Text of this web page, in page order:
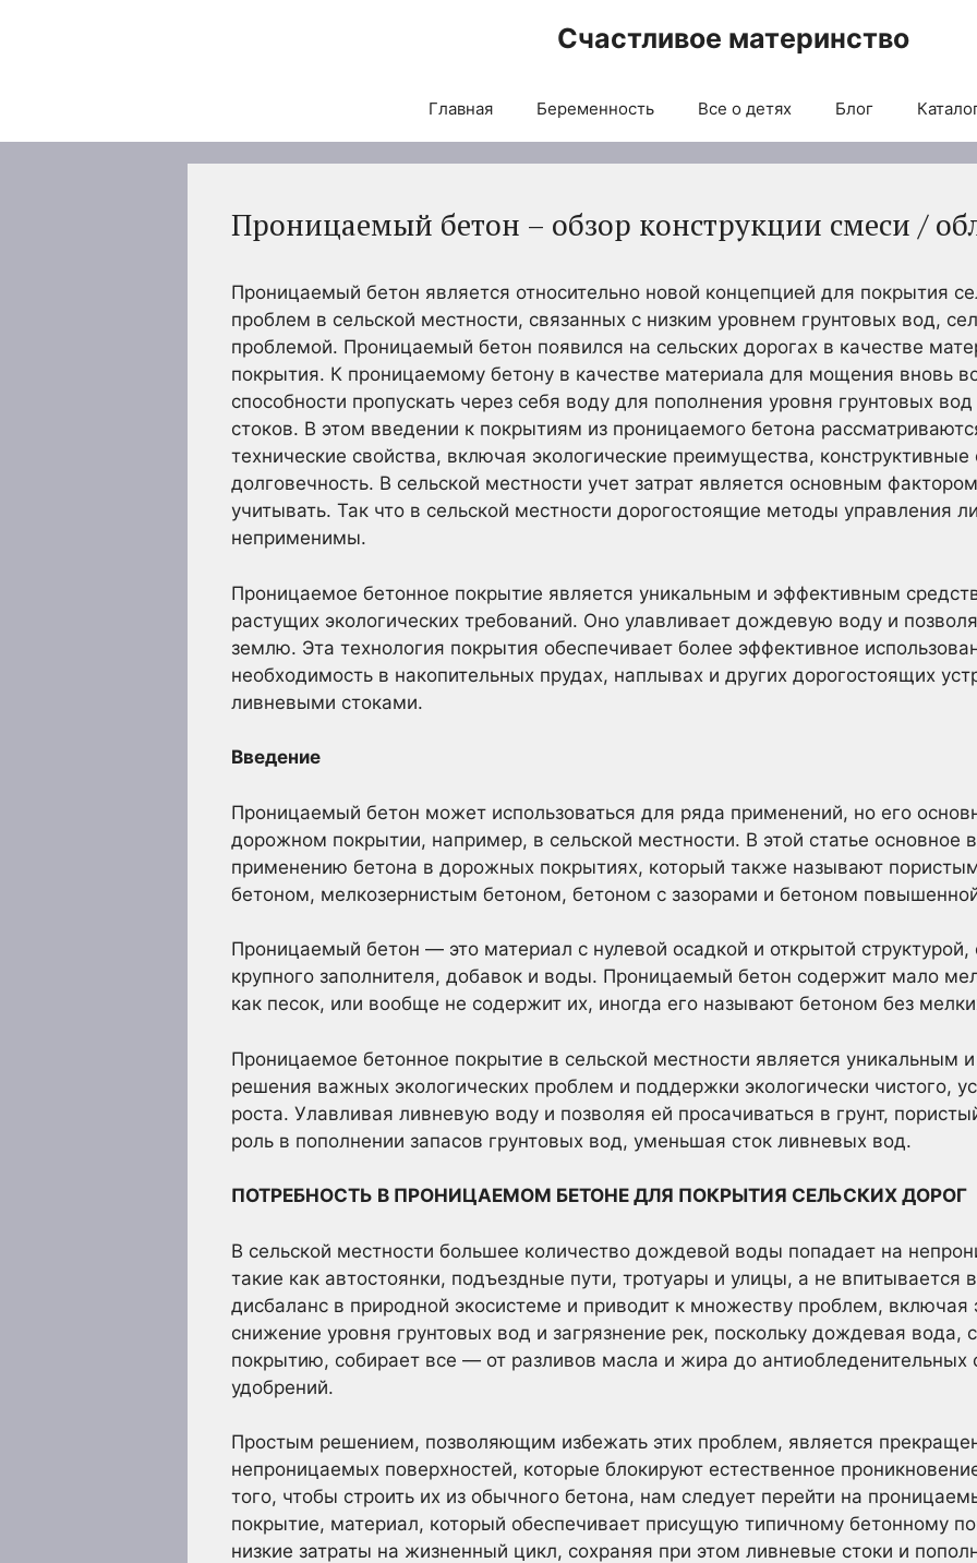
Счастливое материнство
Главная Беременность Все о детях Блог
Проницаемый бетон – обзор конструкции смеси /
Проницаемый бетон является относительно новой концепцией для покрытия
проблем в сельской местности, связанных с низким уровнем грунтовых вод,
проблемой. Проницаемый бетон появился на сельских дорогах в качестве
покрытия. К проницаемому бетону в качестве материала для мощения вновь
способности пропускать через себя воду для пополнения уровня грунтовых
стоков. В этом введении к покрытиям из проницаемого бетона
технические свойства, включая экологические преимущества, конструктивные
долговечность. В сельской местности учет затрат является основным
учитывать. Так что в сельской местности дорогостоящие методы управления
неприменимы.
Проницаемое бетонное покрытие является уникальным и эффективным
растущих экологических требований. Оно улавливает дождевую воду и
землю. Эта технология покрытия обеспечивает более эффективное
необходимость в накопительных прудах, наплывах и других дорогостоящих
ливневыми стоками.
Введение
Проницаемый бетон может использоваться для ряда применений, но его
дорожном покрытии, например, в сельской местности. В этой статье основное
применению бетона в дорожных покрытиях, который также называют
бетоном, мелкозернистым бетоном, бетоном с зазорами и бетоном
Проницаемый бетон — это материал с нулевой осадкой и открытой
крупного заполнителя, добавок и воды. Проницаемый бетон содержит мало
как песок, или вообще не содержит их, иногда его называют бетоном без
Проницаемое бетонное покрытие в сельской местности является уникальным
решения важных экологических проблем и поддержки экологически чистого,
роста. Улавливая ливневую воду и позволяя ей просачиваться в грунт,
роль в пополнении запасов грунтовых вод, уменьшая сток ливневых вод.
ПОТРЕБНОСТЬ В ПРОНИЦАЕМОМ БЕТОНЕ ДЛЯ ПОКРЫТИЯ СЕЛЬСКИХ ДОРОГ
В сельской местности большее количество дождевой воды попадает на
такие как автостоянки, подъездные пути, тротуары и улицы, а не впитывается
дисбаланс в природной экосистеме и приводит к множеству проблем, включая
снижение уровня грунтовых вод и загрязнение рек, поскольку дождевая
покрытию, собирает все — от разливов масла и жира до антиобледенительных
удобрений.
Простым решением, позволяющим избежать этих проблем, является
непроницаемых поверхностей, которые блокируют естественное
того, чтобы строить их из обычного бетона, нам следует перейти на
покрытие, материал, который обеспечивает присущую типичному бетонному
низкие затраты на жизненный цикл, сохраняя при этом ливневые стоки и